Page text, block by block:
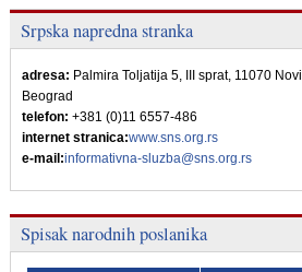
Srpska napredna stranka
adresa: Palmira Toljatija 5, III sprat, 11070 Novi
Beograd
telefon: +381 (0)11 6557-486
internet stranica:www.sns.org.rs
e-mail:informativna-sluzba@sns.org.rs
Spisak narodnih poslanika